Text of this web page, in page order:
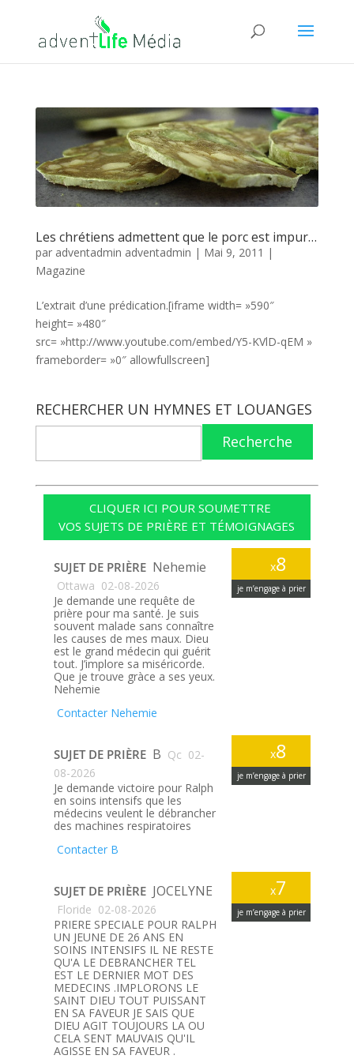
Les chrétiens admettent que le porc est impur…
par adventadmin adventadmin | Mai 9, 2011 |
Magazine
L’extrait d’une prédication.[iframe width= »590″
height= »480″
src= »http://www.youtube.com/embed/Y5-KVlD-qEM »
frameborder= »0″ allowfullscreen]
RECHERCHER UN HYMNES ET LOUANGES
Recherche
CLIQUER ICI POUR SOUMETTRE
VOS SUJETS DE PRIÈRE ET TÉMOIGNAGES
x8
je m’engage à prier
SUJET DE PRIÈRE Nehemie
Ottawa 02-08-2026
Je demande une requête de
prière pour ma santé. Je suis
souvent malade sans connaître
les causes de mes maux. Dieu
est le grand médecin qui guérit
tout. J’implore sa miséricorde.
Que je trouve gràce a ses yeux.
Nehemie
Contacter Nehemie
x8
je m’engage à prier
SUJET DE PRIÈRE B Qc 02-
08-2026
Je demande victoire pour Ralph
en soins intensifs que les
médecins veulent le débrancher
des machines respiratoires
Contacter B
x7
je m’engage à prier
SUJET DE PRIÈRE JOCELYNE
Floride 02-08-2026
PRIERE SPECIALE POUR RALPH
UN JEUNE DE 26 ANS EN
SOINS INTENSIFS IL NE RESTE
QU'A LE DEBRANCHER TEL
EST LE DERNIER MOT DES
MEDECINS .IMPLORONS LE
SAINT DIEU TOUT PUISSANT
EN SA FAVEUR JE SAIS QUE
DIEU AGIT TOUJOURS LA OU
CELA SENT MAUVAIS QU'IL
AGISSE EN SA FAVEUR .